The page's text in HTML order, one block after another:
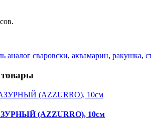
аналог сваровски, аквамарин, ракушка,
(AZZURRO), 10см